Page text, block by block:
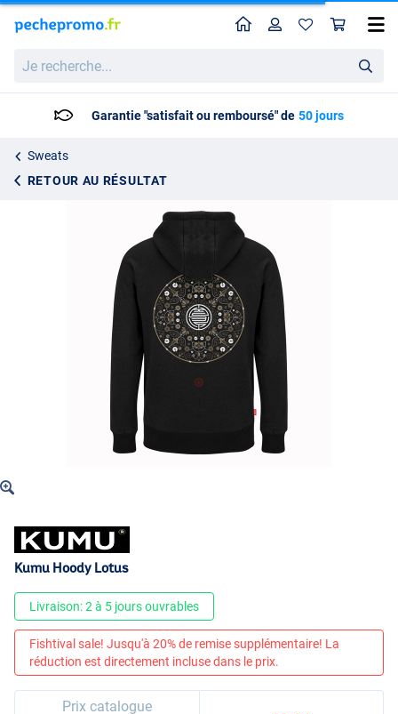
recherche...
HomeProfil
Garantie "satisfait ou remboursé" de 50 jours
Sweats
RETOUR AU RÉSULTAT
Kumu Hoody Lotus
Kumu Hoody Lotus
Livraison: 2 à 5 jours ouvrables
Fishtival sale! Jusqu'à 20% de remise supplémentaire! La
réduction est directement incluse dans le prix.
Prix catalogue